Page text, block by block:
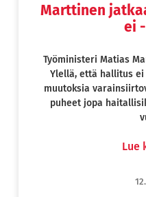
Marttinen
ei
Työministeri Matias
Ylellä, että hallitus
muutoksia
puheet jopa
Lue
PagePagePage